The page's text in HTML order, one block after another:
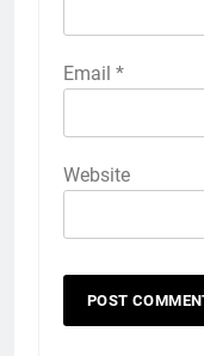
Email *
Website